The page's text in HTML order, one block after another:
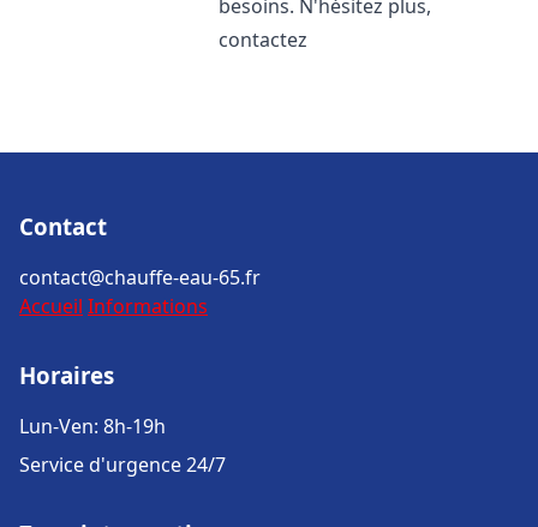
besoins. N'hésitez plus,
contactez
Contact
contact@chauffe-eau-65.fr
Accueil Informations
Horaires
Lun-Ven: 8h-19h
Service d'urgence 24/7